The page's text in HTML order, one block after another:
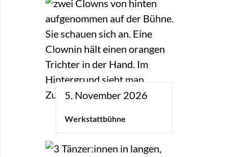
5. November 2026
Werkstattbühne